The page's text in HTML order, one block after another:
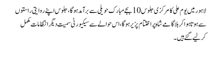
لاہور میں یوم علی کامرکزی جلوس 10 بجے مبارک حویلی سے برآمد ہوگا، جلوس اپنے روایتی راستوں
سے ہوتا ہوا کربلا گامے شاہ پر اختتام پزیر ہوگا، اس حوالے سے سیکیورٹی سمیت دیگر انتظامات مکمل
کرلیے گئے ہیں۔